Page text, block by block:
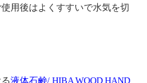
用後はよくすすいで水気を切
液体石鹸/ HIBA WOOD HAND